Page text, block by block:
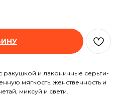
и лаконичные серьги-
мягкость, женственность и
миксуй и свети.